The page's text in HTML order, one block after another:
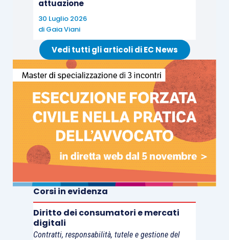
attuazione
30 Luglio 2026
di Gaia Viani
Vedi tutti gli articoli di EC News
Corsi in evidenza
Diritto dei consumatori e mercati
digitali
Contratti, responsabilità, tutele e gestione del